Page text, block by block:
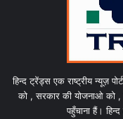
हिन्द ट्रेंड्स एक राष्ट्रीय न्यूज़
को , सरकार की योजनाओ को ,
पहुँचाना हैं।